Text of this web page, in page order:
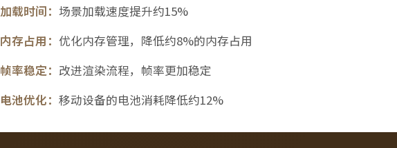
加载时间： 场景加载速度提升约15%
内存占用： 优化内存管理，降低约8%的内存占用
帧率稳定： 改进渲染流程，帧率更加稳定
电池优化： 移动设备的电池消耗降低约12%